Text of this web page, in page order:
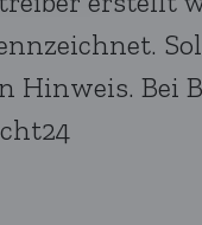
Hinweis. Bei